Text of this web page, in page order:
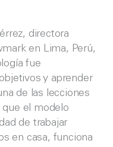
directora
en Lima, Perú,
fue
y aprender
de las lecciones
el modelo
de trabajar
en casa, funciona